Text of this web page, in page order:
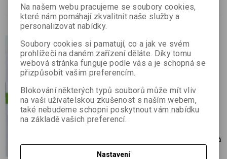
rozměru 17,5 x 12,5 cm o gramáži 80g/m.
Akce Výprodej
25 ks Dopisní obálka DL bílá
Katalogové číslo:
H5125100
KG
Termín dodání (dny):1
Skladem:3 bal
EAN:4005329093548
Dopisní obálka, formát DL, 25 ks, barva bílá
100 g/m2
Na našem webu pracujeme se soubory cookies,
které nám pomáhají zkvalitnit naše služby a
personalizovat nabídky.
Soubory cookies si pamatují, co a jak ve svém
prohlížeči na daném zařízení děláte. Díky tomu
webová stránka funguje podle vás a je schopná se
přizpůsobit vašim preferencím.
Blokování některých typů souborů může mít vliv
na vaši uživatelskou zkušenost s naším webem,
také nebudeme schopni poskytnout vám nabídku
na základě vašich preferencí.
Nastavení